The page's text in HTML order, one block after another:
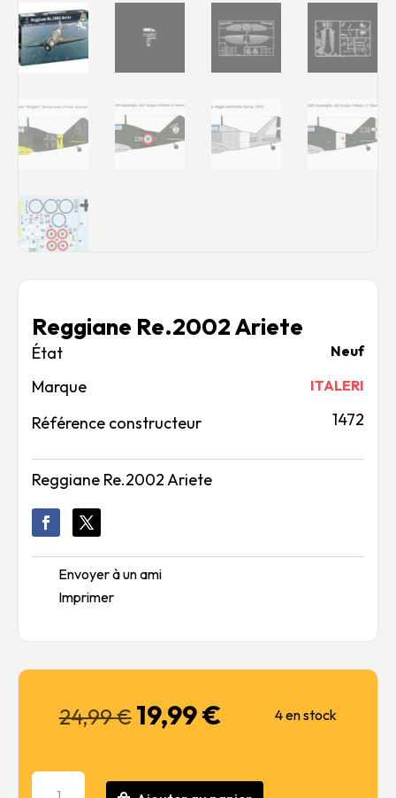
Figurines
Peintures
Accessoires
Carte cadeau
Maquette par marque
Contact
Reggiane Re.2002 Ariete
Neuf
Marque ITALERI
Référence constructeur 1472
Reggiane Re.2002 Ariete
Envoyer à un ami
Imprimer
24,99€ Le
prix
était :
19,99€Le
est :
4 en stock
quantité